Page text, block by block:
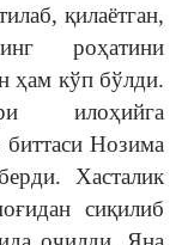
қилаётган,
роҳатини
ҳам кўп бўлди.
илоҳийга
Нозима
Хасталик
сиқилиб